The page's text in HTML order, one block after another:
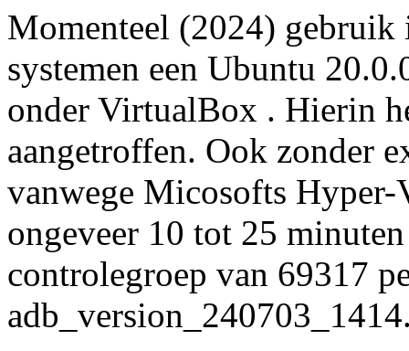
Momenteel (2024)
systemen een Ubuntu
onder VirtualBox . Hierin
aangetroffen. Ook zonder
vanwege Micosofts Hyper-
ongeveer 10 tot 25
controlegroep van 69317